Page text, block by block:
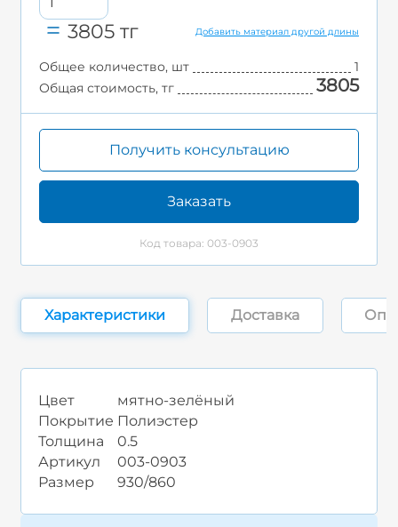
3805 тг Добавить материал другой длины
Общее количество, шт
1
Общая стоимость, тг
3805
Получить консультацию
Заказать
Код товара: 003-0903
Характеристики Доставка
Цвет
мятно-зелёный
Покрытие Полиэстер
Толщина
0.5
Артикул
003-0903
Размер
930/860